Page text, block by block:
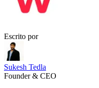
Escrito por
Sukesh Tedla
Founder & CEO